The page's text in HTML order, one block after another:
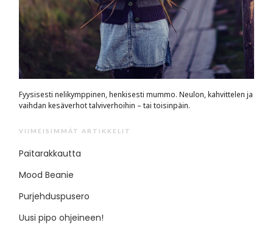
Fyysisesti nelikymppinen, henkisesti mummo. Neulon, kahvittelen ja
vaihdan kesäverhot talviverhoihin – tai toisinpäin.
VIIMEISIMMÄT ARTIKKELIT
Paitarakkautta
Mood Beanie
Purjehduspusero
Uusi pipo ohjeineen!